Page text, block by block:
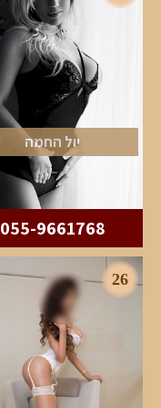
יול החמה
055-9661768
26